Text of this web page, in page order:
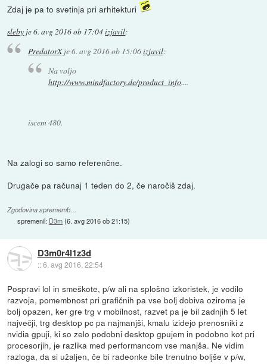
Zdaj je pa to svetinja pri arhitekturi
sleby je6. avg 2016 ob 17:04izjavil:
PredatorXje6. avg 2016 ob 15:06izjavil:
Na voljo
http://www.mindfactory.de/product_info....
iscem 480.
Na zalogi so samo referenčne.
Drugače pa računaj 1 teden do 2, če naročiš zdaj.
Zgodovina sprememb…
spremenil: D3m(6. avg 2016 ob 21:15)
D3m0r4l1z3d
::6. avg 2016, 22:54
Pospravi lol in smeškote, p/w ali na splošno izkoristek, je vodilo
razvoja, pomembnost pri grafičnih pa vse bolj dobiva oziroma je
bolj opazen, ker gre trg v mobilnost, razvet pa je bil zadnjih 5 let
največji, trg desktop pc pa najmanjši, kmalu izidejo prenosniki z
nvidia gpuji, ki so zelo podobni desktop gpujem in podobno kot pri
procesorjih, je razlika med performancom vse manjša. Ne vidim
razloga, da si užaljen, če bi radeonke bile trenutno boljše v p/w,